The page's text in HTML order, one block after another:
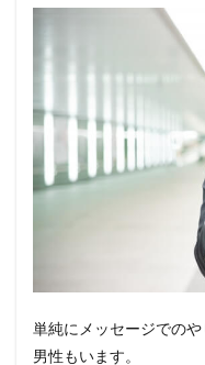
単純にメッセージでの
男性もいます。